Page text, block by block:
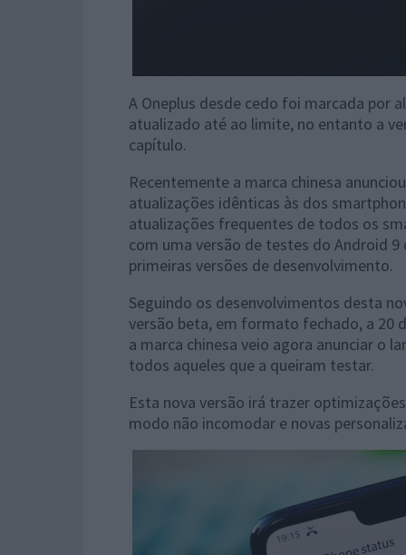
A Oneplus desde cedo foi marcada por
atualizado até ao limite, no entanto a
capítulo.
Recentemente a marca chinesa
atualizações idênticas às dos
atualizações frequentes de todos os
com uma versão de testes do Android
primeiras versões de desenvolvimento.
Seguindo os desenvolvimentos desta
versão beta, em formato fechado, a 20
a marca chinesa veio agora anunciar o
todos aqueles que a queiram testar.
Esta nova versão irá trazer
modo não incomodar e novas